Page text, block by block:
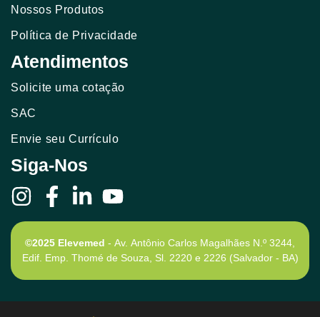
Nossos Produtos
Política de Privacidade
Atendimentos
Solicite uma cotação
SAC
Envie seu Currículo
Siga-Nos
©2025 Elevemed - Av. Antônio Carlos Magalhães N.º 3244,
Edif. Emp. Thomé de Souza, Sl. 2220 e 2226 (Salvador - BA)